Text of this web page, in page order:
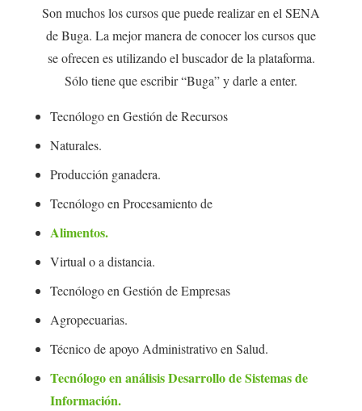
Son muchos los cursos que puede realizar en el SENA
de Buga. La mejor manera de conocer los cursos que
se ofrecen es utilizando el buscador de la plataforma.
Sólo tiene que escribir “Buga” y darle a enter.
Tecnólogo en Gestión de Recursos
Naturales.
Producción ganadera.
Tecnólogo en Procesamiento de
Alimentos.
Virtual o a distancia.
Tecnólogo en Gestión de Empresas
Agropecuarias.
Técnico de apoyo Administrativo en Salud.
Tecnólogo en análisis Desarrollo de Sistemas de
Información.